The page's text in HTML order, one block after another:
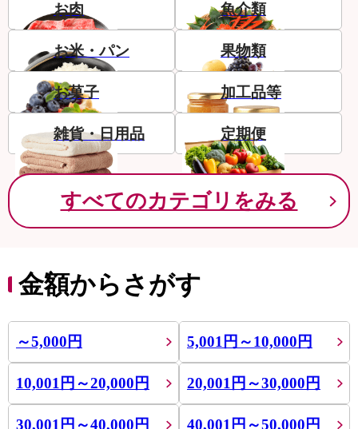
お肉 魚介類
お米・パン 果物類
お菓子 加工品等
雑貨・日用品 定期便
すべてのカテゴリをみる
金額からさがす
～5,000円 5,001円～10,000円
10,001円～20,000円 20,001円～30,000円
30,001円～40,000円 40,001円～50,000円